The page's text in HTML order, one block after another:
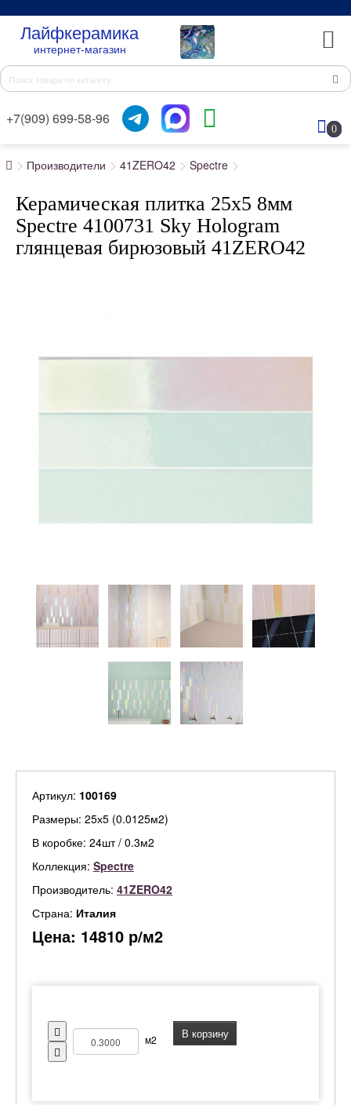
Лайфкерамика
интернет-магазин
+7(909) 699-58-96
0
Производители 41ZERO42 Spectre
Керамическая плитка 25x5 8мм
Spectre 4100731 Sky Hologram
глянцевая бирюзовый 41ZERO42
Артикул: 100169
Размеры: 25х5 (0.0125м2)
В коробке: 24шт / 0.3м2
Коллекция: Spectre
Производитель: 41ZERO42
Страна: Италия
Цена: 14810 р/м2
м2 В корзину